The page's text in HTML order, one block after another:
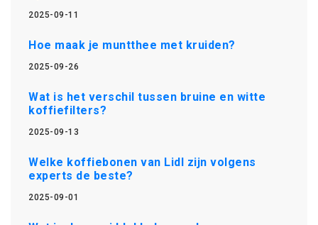
2025-09-11
Hoe maak je muntthee met kruiden?
2025-09-26
Wat is het verschil tussen bruine en witte
koffiefilters?
2025-09-13
Welke koffiebonen van Lidl zijn volgens
experts de beste?
2025-09-01